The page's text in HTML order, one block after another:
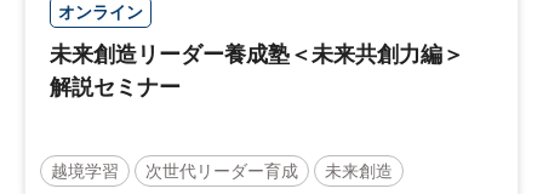
オンライン
未来創造リーダー養成塾＜未来共創力編＞
解説セミナー
越境学習 次世代リーダー育成 未来創造